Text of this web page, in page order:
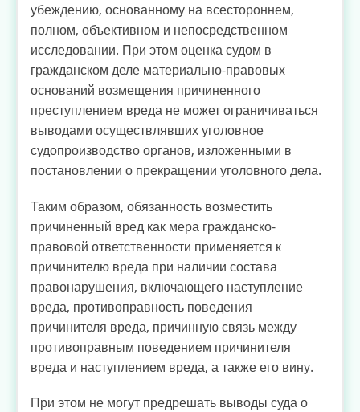
убеждению, основанному на всестороннем,
полном, объективном и непосредственном
исследовании. При этом оценка судом в
гражданском деле материально-правовых
оснований возмещения причиненного
преступлением вреда не может ограничиваться
выводами осуществлявших уголовное
судопроизводство органов, изложенными в
постановлении о прекращении уголовного дела.
Таким образом, обязанность возместить
причиненный вред как мера гражданско-
правовой ответственности применяется к
причинителю вреда при наличии состава
правонарушения, включающего наступление
вреда, противоправность поведения
причинителя вреда, причинную связь между
противоправным поведением причинителя
вреда и наступлением вреда, а также его вину.
При этом не могут предрешать выводы суда о